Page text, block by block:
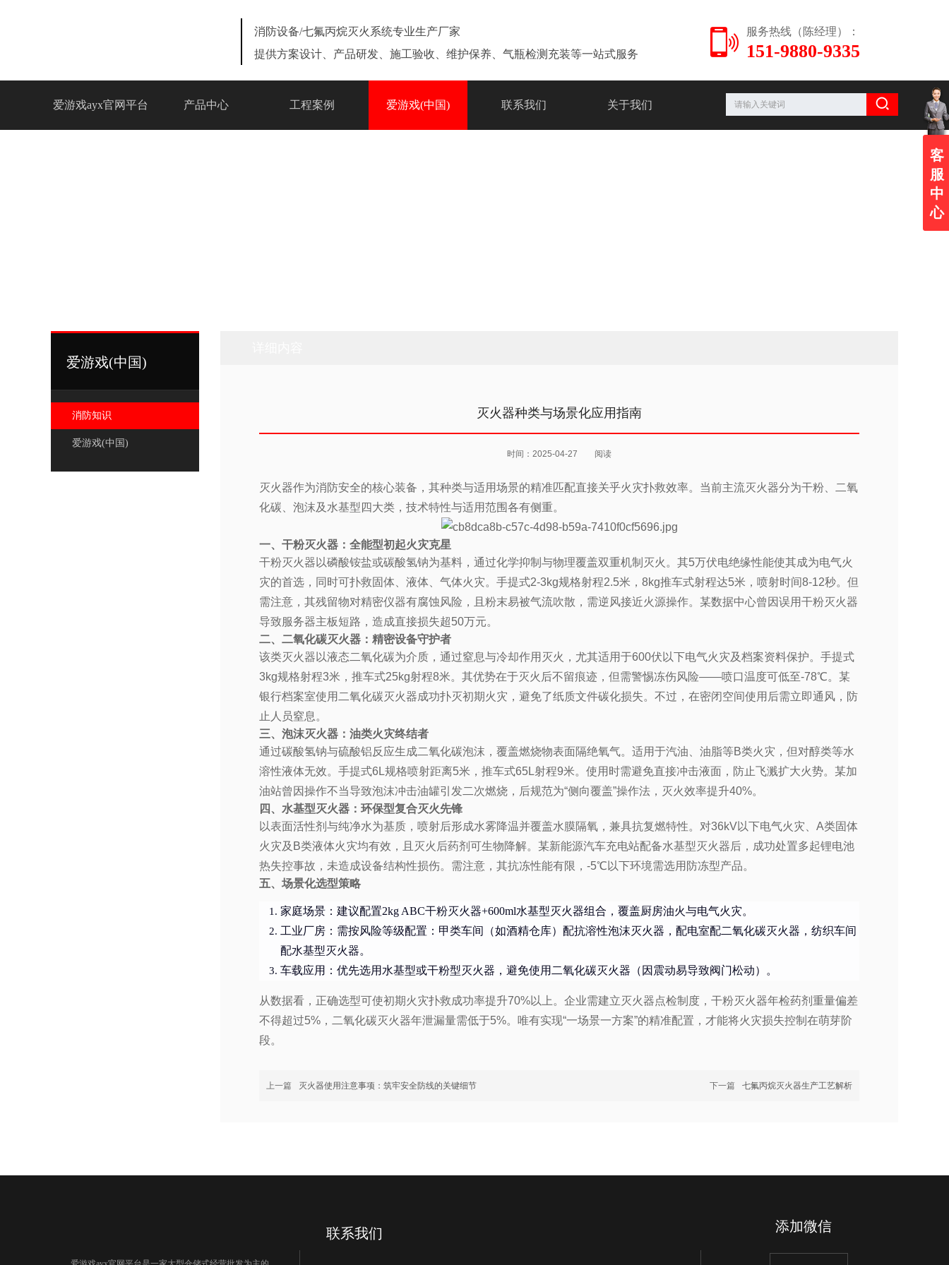
消防设备/七氟丙烷灭火系统专业生产厂家
提供方案设计、产品研发、施工验收、维护保养、气瓶检测充装等一站式服务
服务热线（陈经理）：
151-9880-9335
爱游戏ayx官网平台 产品中心 工程案例 爱游戏(中国) 联系我们 关于我们
爱游戏(中国)
消防知识
爱游戏(中国)
灭火器种类与场景化应用指南
时间：2025-04-27 阅读
灭火器作为消防安全的核心装备，其种类与适用场景的精准匹配直接关乎火灾扑救效率。当前主流灭火器分为干粉、二氧
化碳、泡沫及水基型四大类，技术特性与适用范围各有侧重。
一、干粉灭火器：全能型初起火灾克星
干粉灭火器以磷酸铵盐或碳酸氢钠为基料，通过化学抑制与物理覆盖双重机制灭火。其5万伏电绝缘性能使其成为电气火
灾的首选，同时可扑救固体、液体、气体火灾。手提式2-3kg规格射程2.5米，8kg推车式射程达5米，喷射时间8-12秒。但
需注意，其残留物对精密仪器有腐蚀风险，且粉末易被气流吹散，需逆风接近火源操作。某数据中心曾因误用干粉灭火器
导致服务器主板短路，造成直接损失超50万元。
二、二氧化碳灭火器：精密设备守护者
该类灭火器以液态二氧化碳为介质，通过窒息与冷却作用灭火，尤其适用于600伏以下电气火灾及档案资料保护。手提式
3kg规格射程3米，推车式25kg射程8米。其优势在于灭火后不留痕迹，但需警惕冻伤风险——喷口温度可低至-78℃。某
银行档案室使用二氧化碳灭火器成功扑灭初期火灾，避免了纸质文件碳化损失。不过，在密闭空间使用后需立即通风，防
止人员窒息。
三、泡沫灭火器：油类火灾终结者
通过碳酸氢钠与硫酸铝反应生成二氧化碳泡沫，覆盖燃烧物表面隔绝氧气。适用于汽油、油脂等B类火灾，但对醇类等水
溶性液体无效。手提式6L规格喷射距离5米，推车式65L射程9米。使用时需避免直接冲击液面，防止飞溅扩大火势。某加
油站曾因操作不当导致泡沫冲击油罐引发二次燃烧，后规范为“侧向覆盖”操作法，灭火效率提升40%。
四、水基型灭火器：环保型复合灭火先锋
以表面活性剂与纯净水为基质，喷射后形成水雾降温并覆盖水膜隔氧，兼具抗复燃特性。对36kV以下电气火灾、A类固体
火灾及B类液体火灾均有效，且灭火后药剂可生物降解。某新能源汽车充电站配备水基型灭火器后，成功处置多起锂电池
热失控事故，未造成设备结构性损伤。需注意，其抗冻性能有限，-5℃以下环境需选用防冻型产品。
五、场景化选型策略
家庭场景：建议配置2kg ABC干粉灭火器+600ml水基型灭火器组合，覆盖厨房油火与电气火灾。
工业厂房：需按风险等级配置：甲类车间（如酒精仓库）配抗溶性泡沫灭火器，配电室配二氧化碳灭火器，纺织车间
配水基型灭火器。
车载应用：优先选用水基型或干粉型灭火器，避免使用二氧化碳灭火器（因震动易导致阀门松动）。
从数据看，正确选型可使初期火灾扑救成功率提升70%以上。企业需建立灭火器点检制度，干粉灭火器年检药剂重量偏差
不得超过5%，二氧化碳灭火器年泄漏量需低于5%。唯有实现“一场景一方案”的精准配置，才能将火灾损失控制在萌芽阶
段。
上一篇 灭火器使用注意事项：筑牢安全防线的关键细节 下一篇 七氟丙烷灭火器生产工艺解析
联系我们 添加微信
客
服
中
心